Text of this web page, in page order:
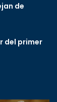
de
del primer